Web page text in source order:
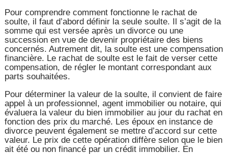
Pour comprendre comment fonctionne le rachat de
soulte, il faut d’abord définir la seule soulte. Il s’agit de la
somme qui est versée après un divorce ou une
succession en vue de devenir propriétaire des biens
concernés. Autrement dit, la soulte est une compensation
financière. Le rachat de soulte est le fait de verser cette
compensation, de régler le montant correspondant aux
parts souhaitées.
Pour déterminer la valeur de la soulte, il convient de faire
appel à un professionnel, agent immobilier ou notaire, qui
évaluera la valeur du bien immobilier au jour du rachat en
fonction des prix du marché. Les époux en instance de
divorce peuvent également se mettre d’accord sur cette
valeur. Le prix de cette opération diffère selon que le bien
ait été ou non financé par un crédit immobilier. En